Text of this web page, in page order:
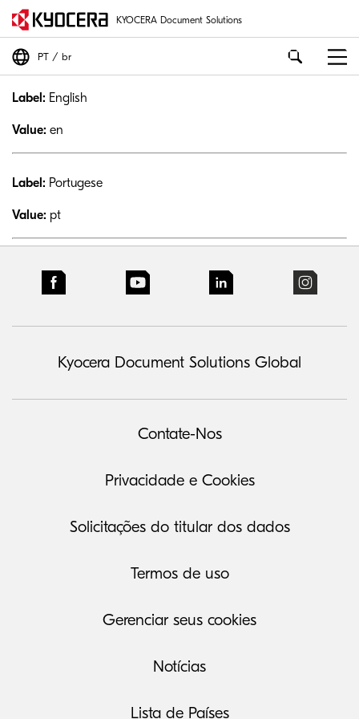
KYOCERA Document Solutions
PT br
Label: English
Value: en
Label: Portugese
Value: pt
Kyocera Document Solutions Global
Contate-Nos
Privacidade e Cookies
Solicitações do titular dos dados
Termos de uso
Gerenciar seus cookies
Notícias
Lista de Países